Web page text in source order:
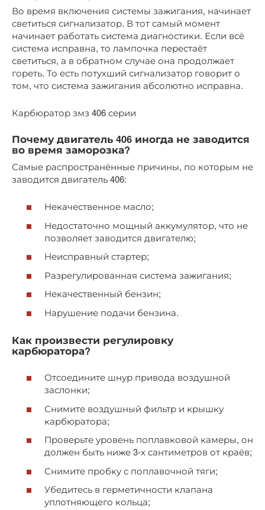
Во время включения системы зажигания, начинает
светиться сигнализатор. В тот самый момент
начинает работать система диагностики. Если всё
система исправна, то лампочка перестаёт
светиться, а в обратном случае она продолжает
гореть. То есть потухший сигнализатор говорит о
том, что система зажигания абсолютно исправна.
Карбюратор змз 406 серии
Почему двигатель 406 иногда не заводится
во время заморозка?
Самые распространённые причины, по которым не
заводится двигатель 406:
Некачественное масло;
Недостаточно мощный аккумулятор, что не
позволяет заводится двигателю;
Неисправный стартер;
Разрегулированная система зажигания;
Некачественный бензин;
Нарушение подачи бензина.
Как произвести регулировку
карбюратора?
Отсоедините шнур привода воздушной
заслонки;
Снимите воздушный фильтр и крышку
карбюратора;
Проверьте уровень поплавковой камеры, он
должен быть ниже 3-х сантиметров от краёв;
Снимите пробку с поплавочной тяги;
Убедитесь в герметичности клапана
уплотняющего кольца;